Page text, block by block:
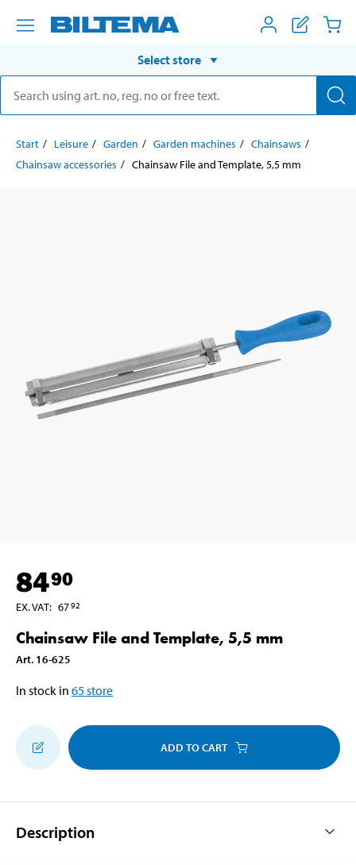
Select store
Start Leisure Garden Garden machines
Chainsaws
Chainsaw accessories
Chainsaw File and Template, 5,5 mm
8490
EX. VAT: 6792
Chainsaw File and Template, 5,5 mm
Art. 16-625
In stock in 65store
ADD TO CART
Description